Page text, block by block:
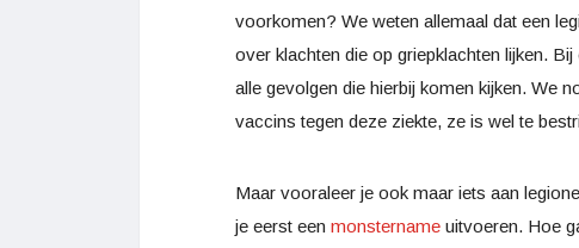
voorkomen? We weten allemaal dat een
over klachten die op griepklachten lijken.
alle gevolgen die hierbij komen kijken. We
vaccins tegen deze ziekte, ze is wel te
Maar vooraleer je ook maar iets aan
je eerst een monstername uitvoeren. Hoe